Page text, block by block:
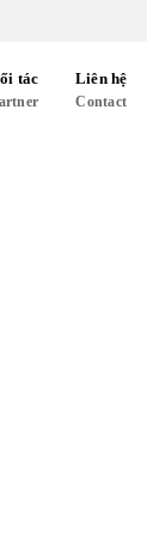
tác Liên hệ
Contact